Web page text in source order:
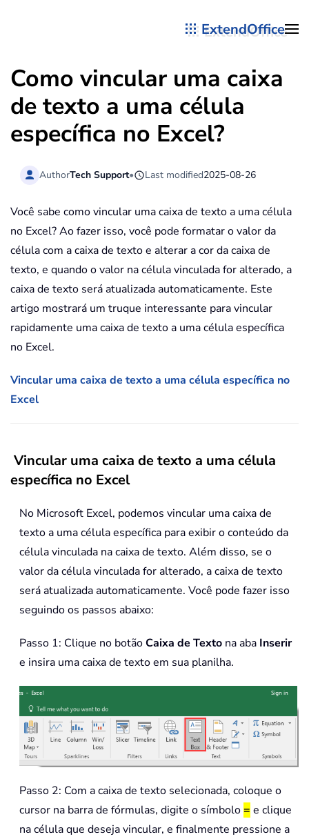
ExtendOffice
Como vincular uma caixa
de texto a uma célula
específica no Excel?
AuthorTech Support• Last modified2025-08-26
Você sabe como vincular uma caixa de texto a uma célula
no Excel? Ao fazer isso, você pode formatar o valor da
célula com a caixa de texto e alterar a cor da caixa de
texto, e quando o valor na célula vinculada for alterado, a
caixa de texto será atualizada automaticamente. Este
artigo mostrará um truque interessante para vincular
rapidamente uma caixa de texto a uma célula específica
no Excel.
Vincular uma caixa de texto a uma célula específica no
Excel
Vincular uma caixa de texto a uma célula
específica no Excel
No Microsoft Excel, podemos vincular uma caixa de
texto a uma célula específica para exibir o conteúdo da
célula vinculada na caixa de texto. Além disso, se o
valor da célula vinculada for alterado, a caixa de texto
será atualizada automaticamente. Você pode fazer isso
seguindo os passos abaixo:
Passo 1: Clique no botãoCaixa de Texto na aba Inserir
e insira uma caixa de texto em sua planilha.
Passo 2: Com a caixa de texto selecionada, coloque o
cursor na barra de fórmulas, digite o símbolo= e clique
na célula que deseja vincular, e finalmente pressione a